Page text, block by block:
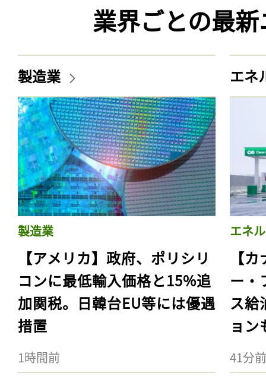
業界ごとの最
製造業
製造業
【アメリカ】政府、ポリシリ
コンに最低輸入価格と15%追
加関税。日韓台EU等には優遇
措置
1時間前
エネ
エネ
【
ー・
ス給
ョン
41分前